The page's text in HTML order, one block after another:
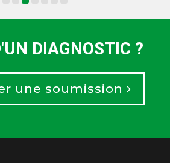
DIAGNOSTIC ?
une soumission